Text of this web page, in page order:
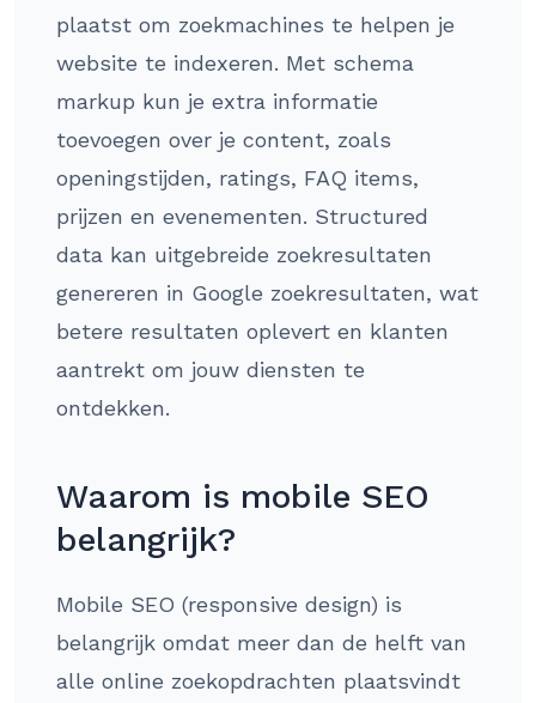
plaatst om zoekmachines te helpen je
website te indexeren. Met schema
markup kun je extra informatie
toevoegen over je content, zoals
openingstijden, ratings, FAQ items,
prijzen en evenementen. Structured
data kan uitgebreide zoekresultaten
genereren in Google zoekresultaten, wat
betere resultaten oplevert en klanten
aantrekt om jouw diensten te
ontdekken.
Waarom is mobile SEO
belangrijk?
Mobile SEO (responsive design) is
belangrijk omdat meer dan de helft van
alle online zoekopdrachten plaatsvindt